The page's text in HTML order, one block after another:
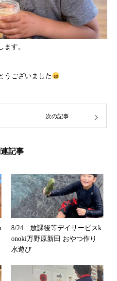
す。
うございました
次の記事
記事
8/24 放課後等デイサービスk
onoki万野原新田 おやつ作り
水遊び